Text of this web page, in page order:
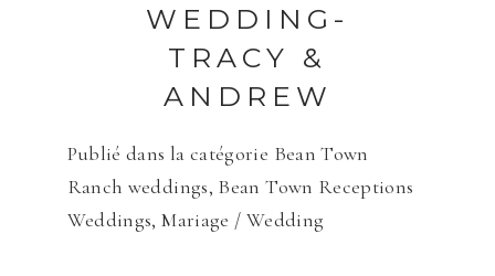
WEDDING-
TRACY &
ANDREW
Publié dans la catégorie Bean Town
Ranch weddings, Bean Town Receptions
Weddings,Mariage / Wedding